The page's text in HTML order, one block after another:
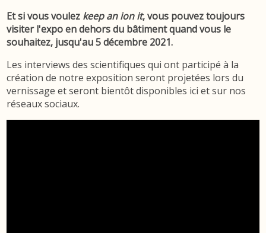
Et si vous voulez keep an ion it, vous pouvez toujours
visiter l'expo en dehors du bâtiment quand vous le
souhaitez, jusqu'au 5 décembre 2021.
Les interviews des scientifiques qui ont participé à la
création de notre exposition seront projetées lors du
vernissage et seront bientôt disponibles ici et sur nos
réseaux sociaux.